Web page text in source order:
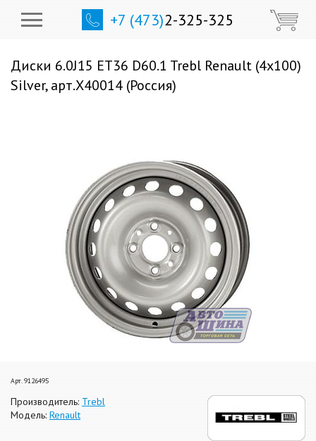
+7 (473)2-325-325
Диски 6.0J15 ET36 D60.1 Trebl Renault (4x100)
Silver, арт.X40014 (Россия)
Арт. 9126495
Производитель: Trebl
Модель: Renault